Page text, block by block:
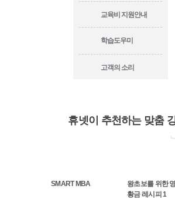
교육비 지원안내
학습도우미
고객의 소리
휴넷이 추천하는 맞춤
SMART MBA
왕초보를 위한
황금 레시피 1